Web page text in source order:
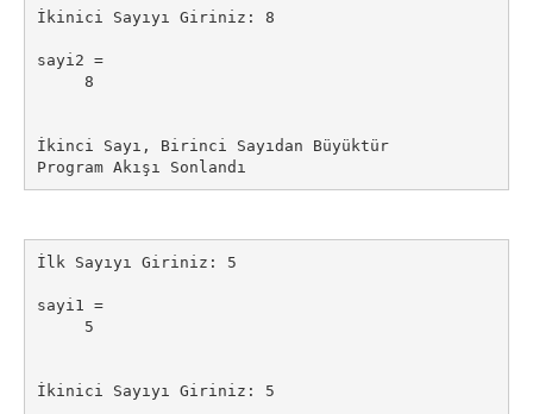
İkinici Sayıyı Giriniz: 8
sayi2 =
8
İkinci Sayı, Birinci Sayıdan Büyüktür
Program Akışı Sonlandı
İlk Sayıyı Giriniz: 5
sayi1 =
5
İkinici Sayıyı Giriniz: 5